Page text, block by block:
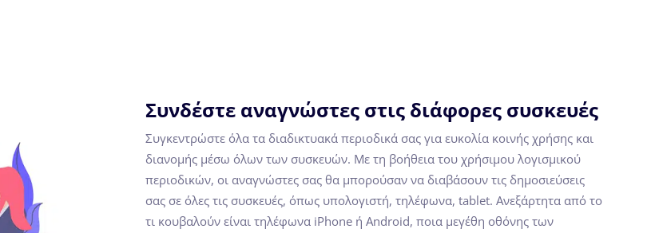
Συνδέστε αναγνώστες στις διάφορες συσκευές
Συγκεντρώστε όλα τα διαδικτυακά περιοδικά σας για ευκολία κοινής χρήσης και
διανομής μέσω όλων των συσκευών. Με τη βοήθεια του χρήσιμου λογισμικού
περιοδικών, οι αναγνώστες σας θα μπορούσαν να διαβάσουν τις δημοσιεύσεις
σας σε όλες τις συσκευές, όπως υπολογιστή, τηλέφωνα, tablet. Ανεξάρτητα από το
τι κουβαλούν είναι τηλέφωνα iPhone ή Android, ποια μεγέθη οθόνης των